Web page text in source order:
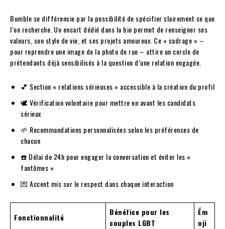
Bumble se différencie par la possibilité de spécifier clairement ce que
l’on recherche. Un encart dédié dans la bio permet de renseigner ses
valeurs, son style de vie, et ses projets amoureux. Ce « cadrage » –
pour reprendre une image de la photo de rue – attire un cercle de
prétendants déjà sensibilisés à la question d’une relation engagée.
💕 Section « relations sérieuses » accessible à la création du profil
🕊️ Vérification volontaire pour mettre en avant les candidats
sérieux
🌱 Recommandations personnalisées selon les préférences de
chacun
☎️ Délai de 24h pour engager la conversation et éviter les «
fantômes »
💌 Accent mis sur le respect dans chaque interaction
Fonctionnalité
Bénéfice pour les
couples LGBT
Ém
oji